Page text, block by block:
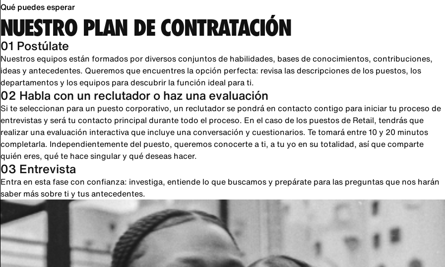
Qué puedes esperar
NUESTRO PLAN DE CONTRATACIÓN
01 Postúlate
Nuestros equipos están formados por diversos conjuntos de habilidades, bases de conocimientos, contribuciones,
ideas y antecedentes. Queremos que encuentres la opción perfecta: revisa las descripciones de los puestos, los
departamentos y los equipos para descubrir la función ideal para ti.
02 Habla con un reclutador o haz una evaluación
Si te seleccionan para un puesto corporativo, un reclutador se pondrá en contacto contigo para iniciar tu proceso de
entrevistas y será tu contacto principal durante todo el proceso. En el caso de los puestos de Retail, tendrás que
realizar una evaluación interactiva que incluye una conversación y cuestionarios. Te tomará entre 10 y 20 minutos
completarla. Independientemente del puesto, queremos conocerte a ti, a tu yo en su totalidad, así que comparte
quién eres, qué te hace singular y qué deseas hacer.
03 Entrevista
Entra en esta fase con confianza: investiga, entiende lo que buscamos y prepárate para las preguntas que nos harán
saber más sobre ti y tus antecedentes.